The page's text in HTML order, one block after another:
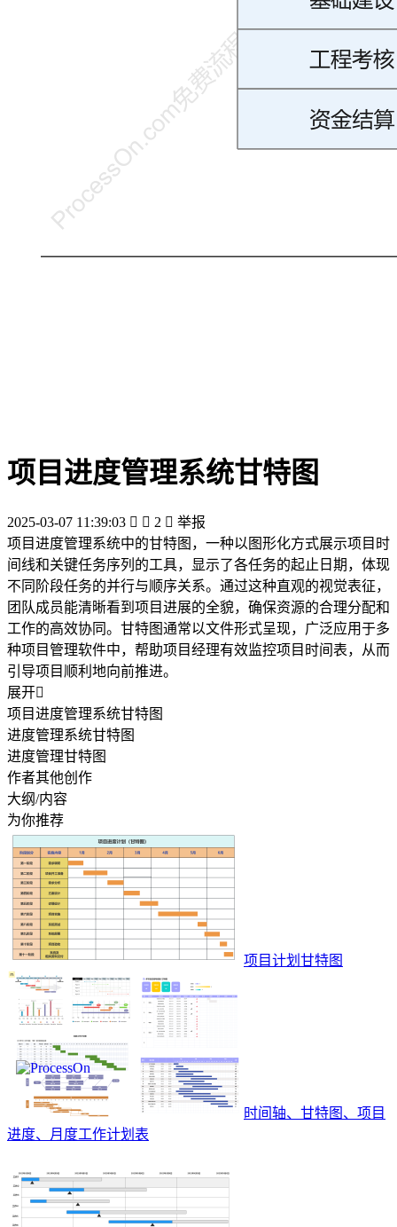
项目进度管理系统甘特图
2025-03-07 11:39:03   2  举报
项目进度管理系统中的甘特图，一种以图形化方式展示项目时
间线和关键任务序列的工具，显示了各任务的起止日期，体现
不同阶段任务的并行与顺序关系。通过这种直观的视觉表征，
团队成员能清晰看到项目进展的全貌，确保资源的合理分配和
工作的高效协同。甘特图通常以文件形式呈现，广泛应用于多
种项目管理软件中，帮助项目经理有效监控项目时间表，从而
引导项目顺利地向前推进。
展开
项目进度管理系统甘特图
进度管理系统甘特图
进度管理甘特图
作者其他创作
大纲/内容
为你推荐
项目计划甘特图
时间轴、甘特图、项目
进度、月度工作计划表